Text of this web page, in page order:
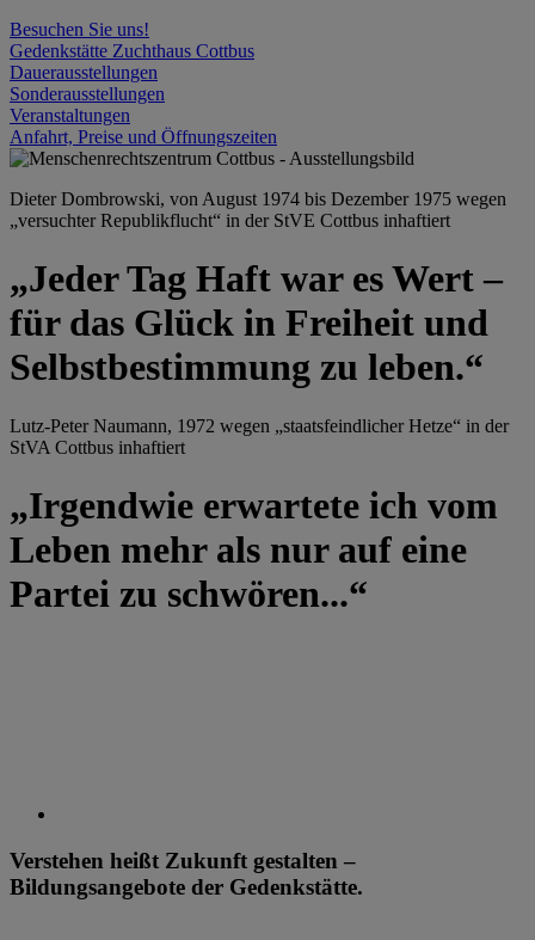
Besuchen Sie uns!
Gedenkstätte Zuchthaus Cottbus
Dauerausstellungen
Sonderausstellungen
Veranstaltungen
Anfahrt, Preise und Öffnungszeiten
Dieter Dombrowski, von August 1974 bis Dezember 1975 wegen
„versuchter Republikflucht“ in der StVE Cottbus inhaftiert
„Jeder Tag Haft war es Wert –
für das Glück in Freiheit und
Selbstbestimmung zu leben.“
Lutz-Peter Naumann, 1972 wegen „staatsfeindlicher Hetze“ in der
StVA Cottbus inhaftiert
„Irgendwie erwartete ich vom
Leben mehr als nur auf eine
Partei zu schwören...“
Verstehen heißt Zukunft gestalten –
Bildungsangebote der Gedenkstätte.